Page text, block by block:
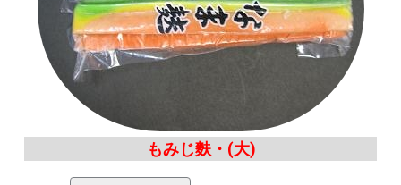
もみじ麩・(大)